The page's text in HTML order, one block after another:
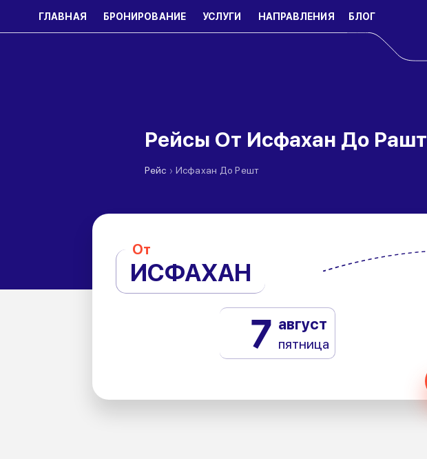
ГЛАВНАЯ БРОНИРОВАНИЕ УСЛУГИ НАПРАВЛЕНИЯ БЛОГ
Рейсы От Исфахан До Рашт
Рейс › Исфахан До Решт
От
ИСФАХАН
7 август
пятница